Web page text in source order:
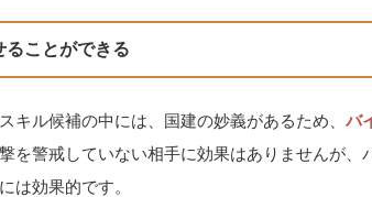
ることができる
キル候補の中には、国建の妙義があるため、 バ
を警戒していない相手に効果はありませんが、
は効果的です。